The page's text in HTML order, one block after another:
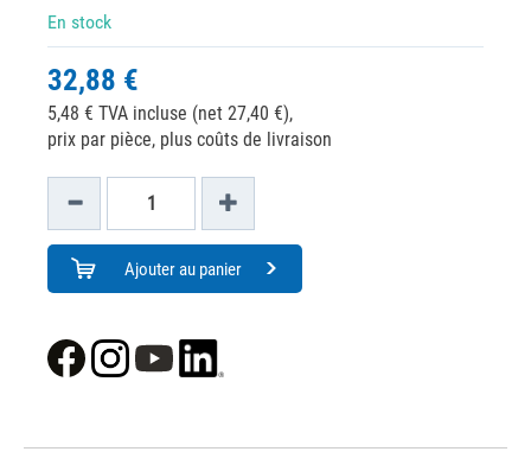
En stock
32,88 €
5,48 € TVA incluse (net 27,40 €),
prix par pièce, plus coûts de livraison
Ajouter au panier